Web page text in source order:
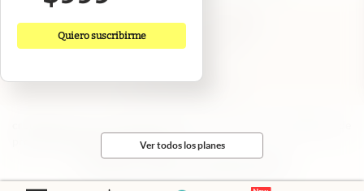
Quiero suscribirme
Ver todos los planes
Todos los derechos reservados
Términos y condiciones
Consentimiento
propiedad intelectual: 56576959
N° de edición: 10.951 - 8 de agosto de 2026